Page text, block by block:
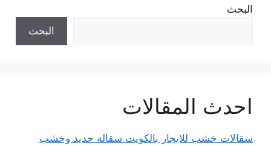
البحث
البحث
احدث المقالات
سقالات خشب للايجار بالكويت سقالة حديد وخشب